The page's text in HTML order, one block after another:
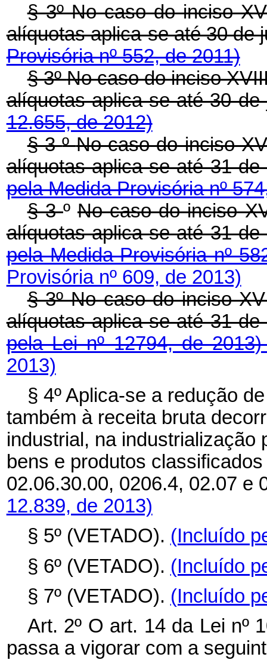
§ 3º No caso do inciso
alíquotas aplica-se até 30 de
Provisória nº 552, de 2011)
§ 3ºNo caso do inciso
alíquotas aplica-se até 30
12.655, de 2012)
§ 3ºNo caso do inciso
alíquotas aplica-se até 31
pela Medida Provisória nº
§ 3ºNo caso do inciso
alíquotas aplica-se até 31
pela Medida Provisória nº
Provisória nº 609, de 2013)
§ 3º No caso do inciso
alíquotas aplica-se até 31
pela Lei nº 12794, de
2013)
§ 4º Aplica-se a redução
também à receita bruta
industrial, na industrialização
bens e produtos
02.06.30.00, 0206.4, 02.07 e
12.839, de 2013)
§ 5º (VETADO). (Incluído
§ 6º (VETADO). (Incluído
§ 7º (VETADO). (Incluído
Art. 2º O art. 14 da Lei nº
passa a vigorar com a